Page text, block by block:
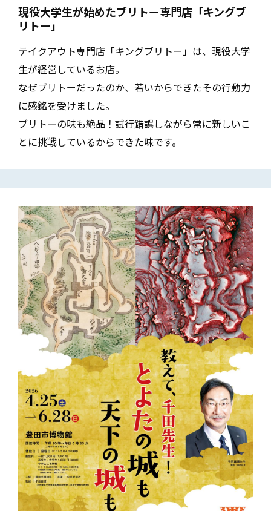
現役大学生が始めたブリトー専門店「キングブ
リトー」
テイクアウト専門店「キングブリトー」は、現役大学
生が経営しているお店。
なぜブリトーだったのか、若いからできたその行動力
に感銘を受けました。
ブリトーの味も絶品！試行錯誤しながら常に新しいこ
とに挑戦しているからできた味です。